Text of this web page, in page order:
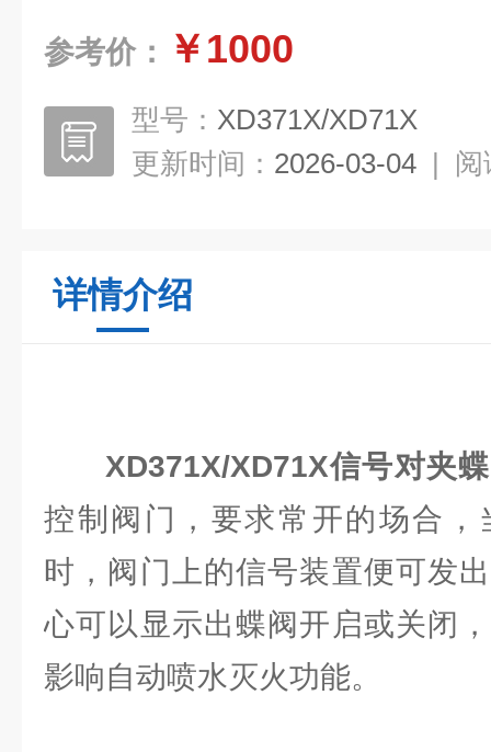
参考价： ￥1000
型号： XD371X/XD71X
更新时间： 2026-03-04 | 阅
详情介绍
XD371X/XD71X信号对夹
控制阀门，要求常开的场合，
时，阀门上的信号装置便可发
心可以显示出蝶阀开启或关闭
影响自动喷水灭火功能。